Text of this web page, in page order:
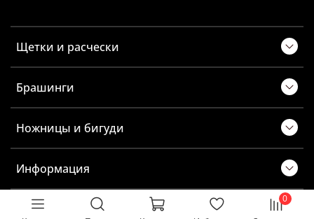
Щетки и расчески
Брашинги
Ножницы и бигуди
Информация
0